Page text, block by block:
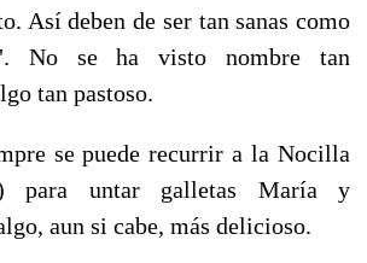
Así deben de ser tan sanas como
No se ha visto nombre tan
tan pastoso.
se puede recurrir a la Nocilla
para untar galletas María y
aun si cabe, más delicioso.